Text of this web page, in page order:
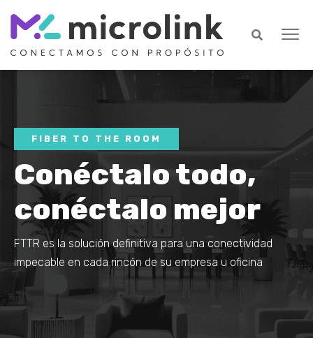
FIBER TO THE ROOM
Conéctalo todo,
conéctalo mejor
FTTR es la solución definitiva para una conectividad
impecable en cada rincón de su empresa u oficina